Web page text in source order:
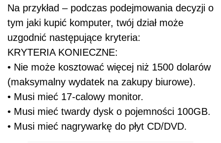
Na przykład – podczas podejmowania decyzji o
tym jaki kupić komputer, twój dział może
uzgodnić następujące kryteria:
KRYTERIA KONIECZNE:
• Nie może kosztować więcej niż 1500 dolarów
(maksymalny wydatek na zakupy biurowe).
• Musi mieć 17-calowy monitor.
• Musi mieć twardy dysk o pojemności 100GB.
• Musi mieć nagrywarkę do płyt CD/DVD.